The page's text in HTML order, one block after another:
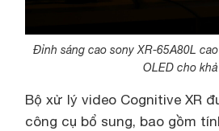
Đỉnh sáng cao sony XR-65A80L
OLED cho
Bộ xử lý video Cognitive XR
công cụ bổ sung, bao gồm